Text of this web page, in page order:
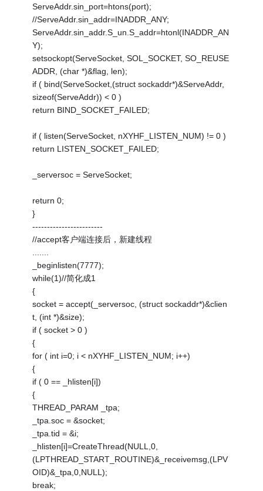
ServeAddr.sin_port=htons(port);
//ServeAddr.sin_addr=INADDR_ANY;
ServeAddr.sin_addr.S_un.S_addr=htonl(INADDR_AN
Y);
setsockopt(ServeSocket, SOL_SOCKET, SO_REUSE
ADDR, (char *)&flag, len);
if ( bind(ServeSocket,(struct sockaddr*)&ServeAddr,
sizeof(ServeAddr)) < 0 )
return BIND_SOCKET_FAILED;
if ( listen(ServeSocket, nXYHF_LISTEN_NUM) != 0 )
return LISTEN_SOCKET_FAILED;
_serversoc = ServeSocket;
return 0;
}
------------------------
//accept客户端连接后，新建线程
.......
_beginlisten(7777);
while(1)//简化成1
{
socket = accept(_serversoc, (struct sockaddr*)&clien
t, (int *)&size);
if ( socket > 0 )
{
for ( int i=0; i < nXYHF_LISTEN_NUM; i++)
{
if ( 0 == _hlisten[i])
{
THREAD_PARAM _tpa;
_tpa.soc = &socket;
_tpa.tid = &i;
_hlisten[i]=CreateThread(NULL,0,
(LPTHREAD_START_ROUTINE)&_receivemsg,(LPV
OID)&_tpa,0,NULL);
break;